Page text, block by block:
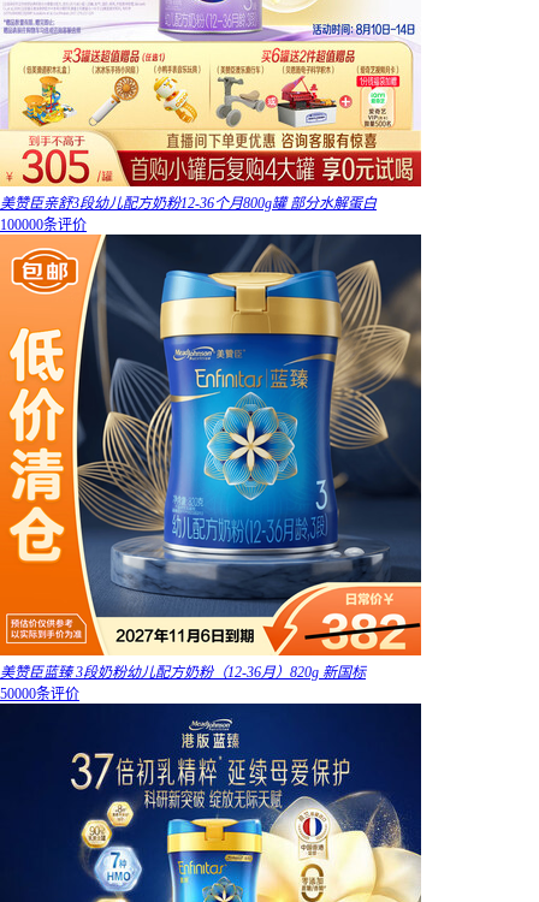
美赞臣亲舒3段幼儿配方奶粉12-36个月800g罐 部分水解蛋白
100000条评价
美赞臣蓝臻 3段奶粉幼儿配方奶粉（12-36月）820g 新国标
50000条评价